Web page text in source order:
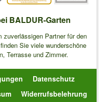
BALDUR-Garten
zuverlässigen Partner für den
Sie viele wunderschöne
Terrasse und Zimmer.
Datenschutz
Widerrufsbelehrung